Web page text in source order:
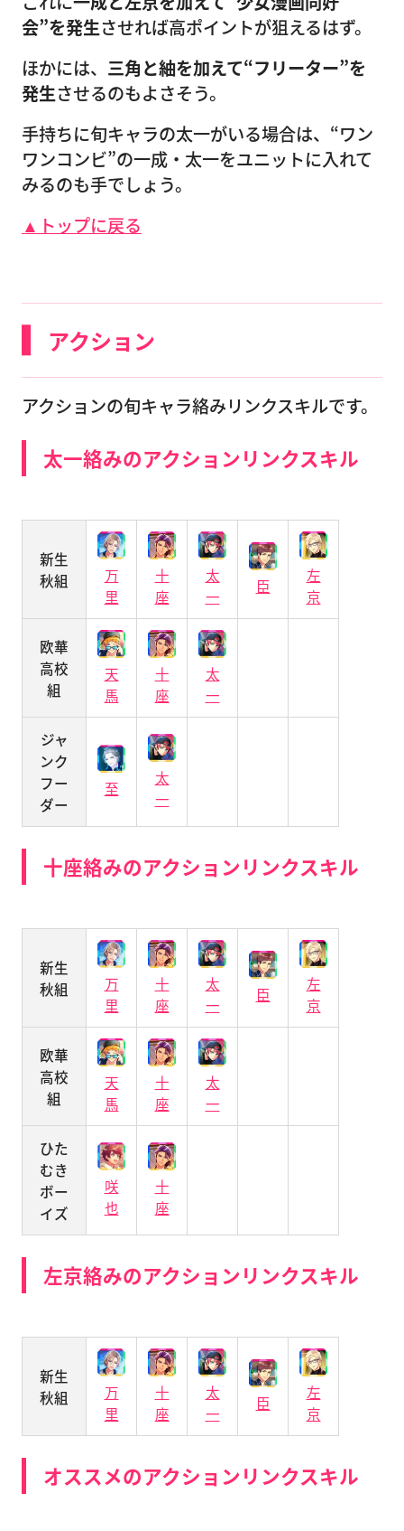
会”を発生させれば高ポイントが狙えるはず。
ほかには、 三角と紬を加えて“フリーター”を
発生させるのもよさそう。
手持ちに旬キャラの太一がいる場合は、“ワン
ワンコンビ”の一成・太一をユニットに入れて
みるのも手でしょう。
▲トップに戻る
アクション
アクションの旬キャラ絡みリンクスキルです。
太一絡みのアクションリンクスキル
新生
秋組
万
里
十
座
太
一
臣
左
京
欧華
高校
組
天
馬
十
座
太
一
ジャ
ンク
フー
ダー
至
太
一
十座絡みのアクションリンクスキル
新生
秋組
万
里
十
座
太
一
臣
左
京
欧華
高校
組
天
馬
十
座
太
一
ひた
むき
ボー
イズ
咲
也
十
座
左京絡みのアクションリンクスキル
新生
秋組
万
里
十
座
太
一
臣
左
京
オススメのアクションリンクスキル